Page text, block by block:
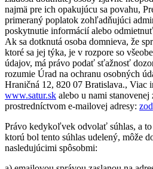
najmä pre ich opakujúcu sa povahu,
primeraný poplatok zohľadňujúci
poskytnutie informácií alebo
Ak sa dotknutá osoba domnieva, že
ktoré sa jej týka, je v rozpore so
údajov, má právo podať sťažnosť
rozumie Úrad na ochranu osobných
Hraničná 12, 820 07 Bratislava., Viac
www.satur.sk alebo u nami stanovenej
prostredníctvom e-mailovej adresy:
Právo kedykoľvek odvolať súhlas, a
ktorú bol tento súhlas udelený, môže
nasledujúcimi spôsobmi: